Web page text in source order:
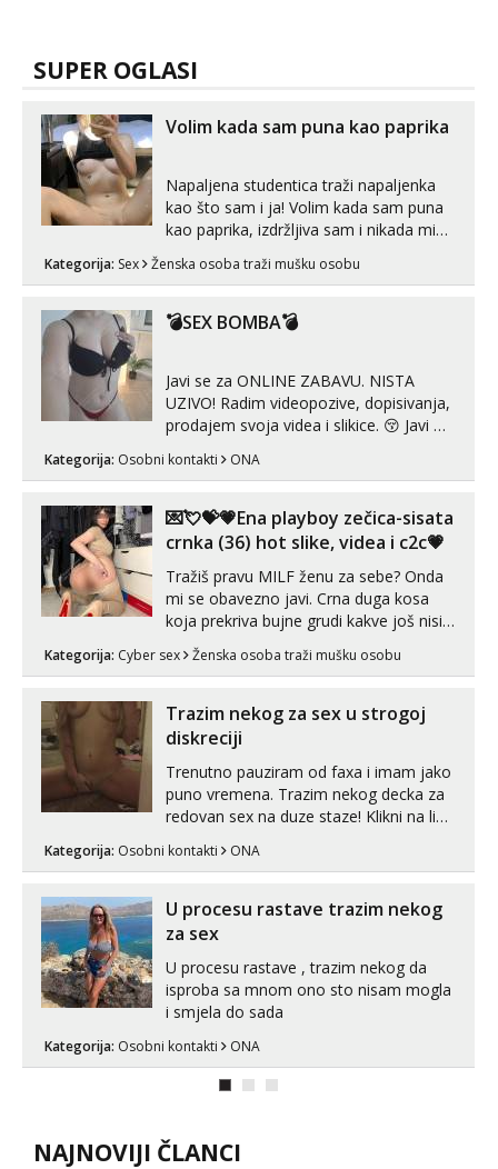
SUPER OGLASI
Volim kada sam puna kao paprika
Napaljena studentica traži napaljenka
kao što sam i ja! Volim kada sam puna
kao paprika, izdržljiva sam i nikada mi
puta dnevno bilo kad i bilo gdje zato se
link ispod i nadji me tamo, cekam te!
Kategorija: Sex Ženska osoba traži mušku osobu
💣SEX BOMBA💣
Javi se za ONLINE ZABAVU. NISTA
UZIVO! Radim videopozive, dopisivanja,
prodajem svoja videa i slikice. 😚 Javi mi
Telegram. +385 91 723 0045
Kategorija: Osobni kontakti ONA
💌💘💝💗Ena playboy zečica-sisata
crnka (36) hot slike, videa i c2c💗
Tražiš pravu MILF ženu za sebe? Onda
mi se obavezno javi. Crna duga kosa
koja prekriva bujne grudi kakve još nisi
vidio, čista ŠESTICA! A usne? O usnama
bolje da ni ne pričam. Prave pune usne
vjeruj mi, takve još nisi vidio. Uvijek sam
spremna za ONLOINE zabavu...
Kategorija: Cyber sex Ženska osoba traži mušku osobu
Trazim nekog za sex u strogoj
diskreciji
Trenutno pauziram od faxa i imam jako
puno vremena. Trazim nekog decka za
redovan sex na duze staze! Klikni na link
Kategorija: Osobni kontakti ONA
U procesu rastave trazim nekog
za sex
U procesu rastave , trazim nekog da
isproba sa mnom ono sto nisam mogla
i smjela do sada
Kategorija: Osobni kontakti ONA
NAJNOVIJI ČLANCI